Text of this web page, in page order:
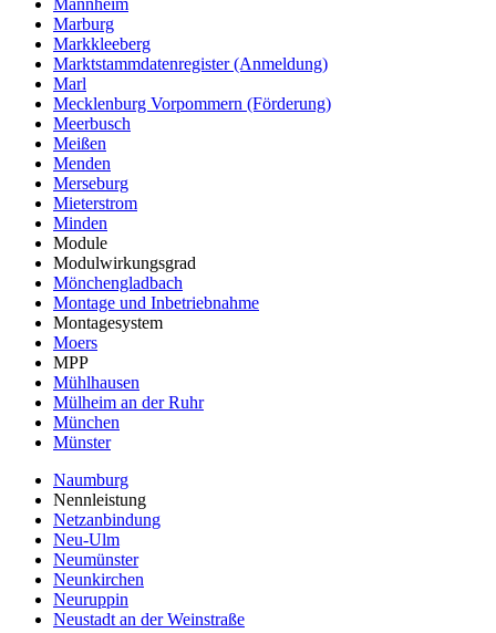
Mannheim
Marburg
Markkleeberg
Marktstammdatenregister (Anmeldung)
Marl
Mecklenburg Vorpommern (Förderung)
Meerbusch
Meißen
Menden
Merseburg
Mieterstrom
Minden
Module
Modulwirkungsgrad
Mönchengladbach
Montage und Inbetriebnahme
Montagesystem
Moers
MPP
Mühlhausen
Mülheim an der Ruhr
München
Münster
Naumburg
Nennleistung
Netzanbindung
Neu-Ulm
Neumünster
Neunkirchen
Neuruppin
Neustadt an der Weinstraße